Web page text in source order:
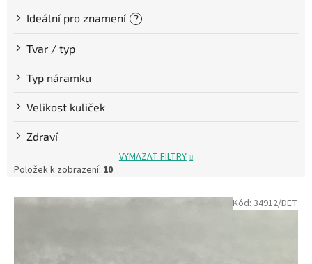
Ideální pro znamení ?
Tvar / typ
Typ náramku
Velikost kuliček
Zdraví
VYMAZAT FILTRY
Položek k zobrazení: 10
V
Kód: 34912/DET